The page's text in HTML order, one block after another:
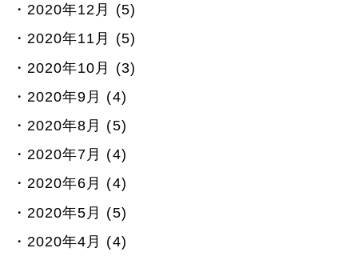
2020年12月 (5)
2020年11月 (5)
2020年10月 (3)
2020年9月 (4)
2020年8月 (5)
2020年7月 (4)
2020年6月 (4)
2020年5月 (5)
2020年4月 (4)